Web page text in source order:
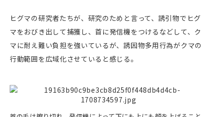
ヒグマの研究者たちが、研究のためと言って、誘引物でヒグ
マをおびき出して捕獲し、首に発信機をつけるなどして、ク
マに耐え難い負担を強いているが、誘因物多用行為がクマの
行動範囲を広域化させていると感じる。